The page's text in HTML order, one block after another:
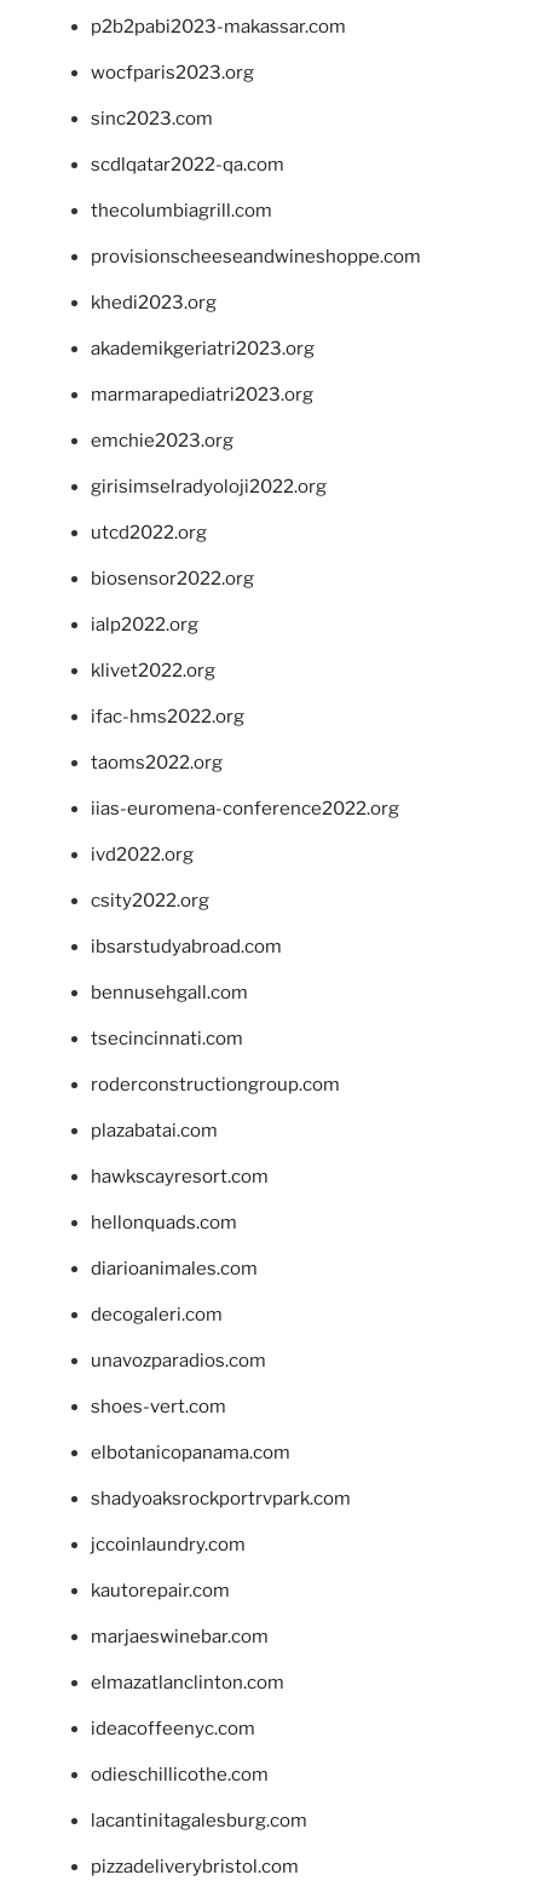
p2b2pabi2023-makassar.com
wocfparis2023.org
sinc2023.com
scdlqatar2022-qa.com
thecolumbiagrill.com
provisionscheeseandwineshoppe.com
khedi2023.org
akademikgeriatri2023.org
marmarapediatri2023.org
emchie2023.org
girisimselradyoloji2022.org
utcd2022.org
biosensor2022.org
ialp2022.org
klivet2022.org
ifac-hms2022.org
taoms2022.org
iias-euromena-conference2022.org
ivd2022.org
csity2022.org
ibsarstudyabroad.com
bennusehgall.com
tsecincinnati.com
roderconstructiongroup.com
plazabatai.com
hawkscayresort.com
hellonquads.com
diarioanimales.com
decogaleri.com
unavozparadios.com
shoes-vert.com
elbotanicopanama.com
shadyoaksrockportrvpark.com
jccoinlaundry.com
kautorepair.com
marjaeswinebar.com
elmazatlanclinton.com
ideacoffeenyc.com
odieschillicothe.com
lacantinitagalesburg.com
pizzadeliverybristol.com